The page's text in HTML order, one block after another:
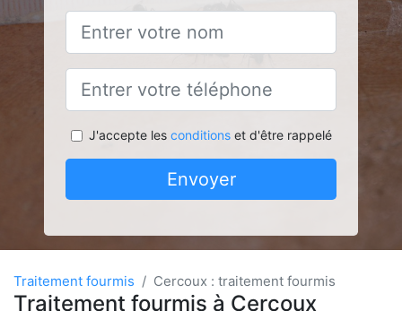
J'accepte les conditionset d'être rappelé
Envoyer
Traitement fourmis Cercoux : traitement fourmis
Traitement fourmis à Cercoux